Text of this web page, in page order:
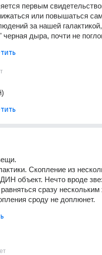
первым
или повышаться
за нашей
черная дыра, почти не
Скопление из
объект. Нечто вроде
сразу
сроду не доплюнет.